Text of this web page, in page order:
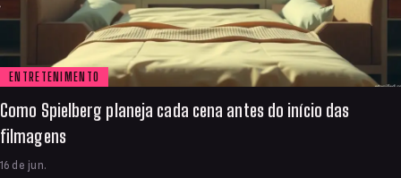
ENTRETENIMENTO
Como Spielberg planeja cada cena antes do início das
filmagens
16 de jun.